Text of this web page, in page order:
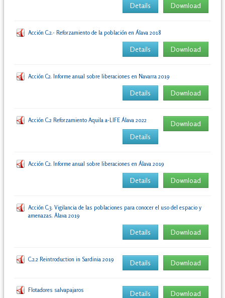
Download
Details
Acción C.2.- Reforzamiento de la población en Álava 2018
Download
Details
Acción C2. Informe anual sobre liberaciones en Navarra 2019
Download
Details
Acción C.2 Reforzamiento Aquila a-LIFE Álava 2022
Download
Details
Acción C2. Informe anual sobre liberaciones en Álava 2019
Download
Details
Acción C.3. Vigilancia de las poblaciones para conocer el uso del espacio y
amenazas. Älava 2019
Download
Details
C.2.2 Reintroduction in Sardinia 2019 Download
Details
Flotadores salvapajaros Download
Details